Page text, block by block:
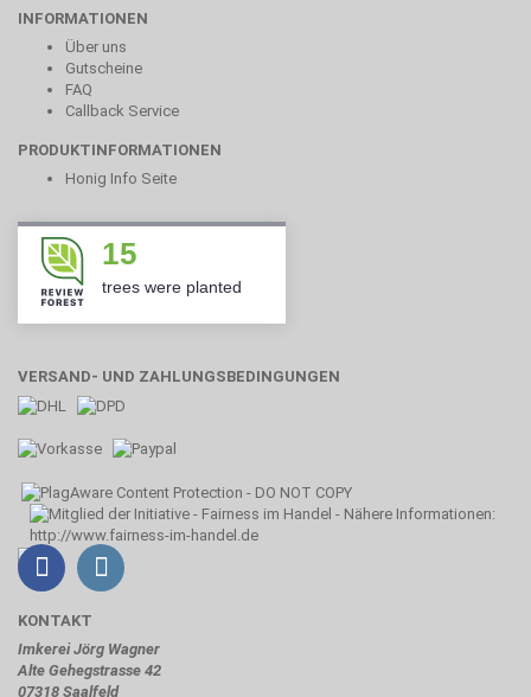
INFORMATIONEN
Über uns
Gutscheine
FAQ
Callback Service
PRODUKTINFORMATIONEN
Honig Info Seite
15
trees were planted
VERSAND- UND ZAHLUNGSBEDINGUNGEN
KONTAKT
Imkerei Jörg Wagner
Alte Gehegstrasse 42
07318 Saalfeld